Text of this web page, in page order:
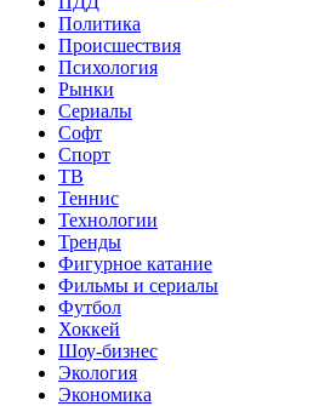
Политика
Происшествия
Психология
Рынки
Сериалы
Софт
Спорт
ТВ
Теннис
Технологии
Тренды
Фигурное катание
Фильмы и сериалы
Футбол
Хоккей
Шоу-бизнес
Экология
Экономика